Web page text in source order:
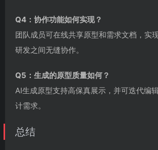
Q4：协作功能如何实现？
团队成员可在线共享原型和需求文档，实
研发之间无缝协作。
Q5：生成的原型质量如何？
AI生成原型支持高保真展示，并可迭代编
计需求。
总结